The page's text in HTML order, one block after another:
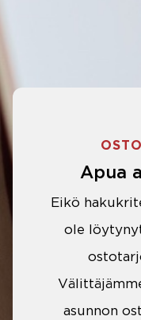
Apua
Eikö
ole
asunnon